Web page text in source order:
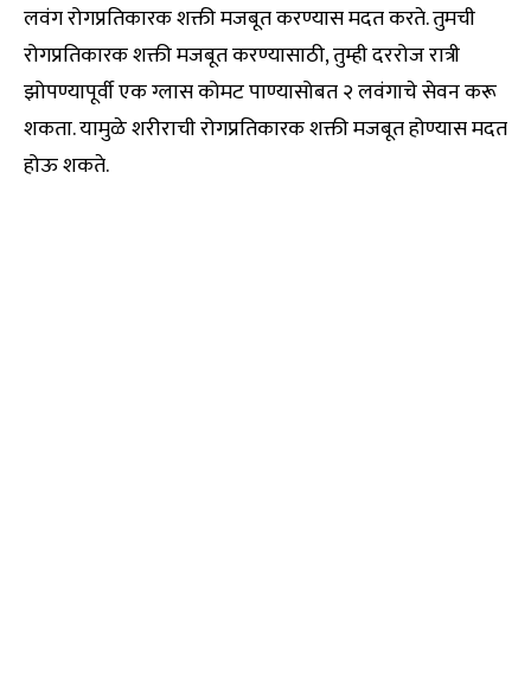
लवंग रोगप्रतिकारक शक्ती मजबूत करण्यास मदत करते. तुमची
रोगप्रतिकारक शक्ती मजबूत करण्यासाठी, तुम्ही दररोज रात्री
झोपण्यापूर्वी एक ग्लास कोमट पाण्यासोबत २ लवंगाचे सेवन करू
शकता. यामुळे शरीराची रोगप्रतिकारक शक्ती मजबूत होण्यास मदत
होऊ शकते.